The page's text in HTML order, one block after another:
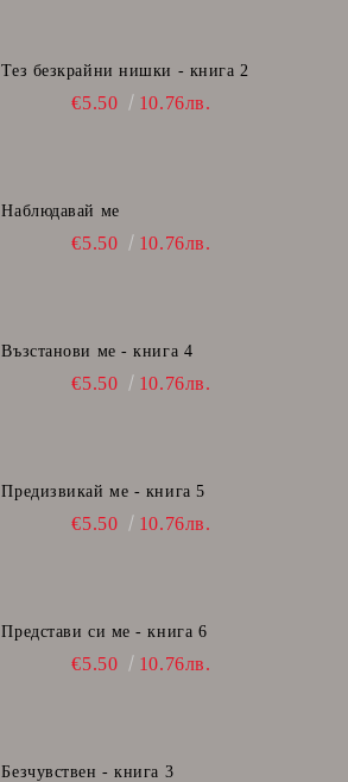
Тез безкрайни нишки - книга 2
€5.50 10.76лв.
Наблюдавай ме
€5.50 10.76лв.
Възстанови ме - книга 4
€5.50 10.76лв.
Предизвикай ме - книга 5
€5.50 10.76лв.
Представи си ме - книга 6
€5.50 10.76лв.
Безчувствен - книга 3